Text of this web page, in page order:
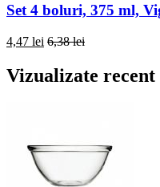
Set 4 boluri, 375 ml,
4,47 lei 6,38 lei
Vizualizate recent